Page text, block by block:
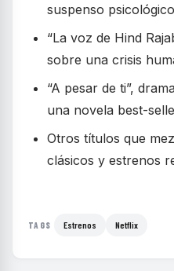
suspenso
“La voz de Hind
sobre una crisis
“A pesar de ti”,
una novela best-
Otros títulos que
clásicos y estrenos
TAGS Estrenos Netflix